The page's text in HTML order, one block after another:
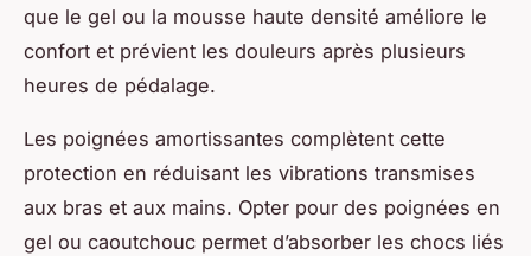
que le gel ou la mousse haute densité améliore le
confort et prévient les douleurs après plusieurs
heures de pédalage.
Les poignées amortissantes complètent cette
protection en réduisant les vibrations transmises
aux bras et aux mains. Opter pour des poignées en
gel ou caoutchouc permet d’absorber les chocs liés